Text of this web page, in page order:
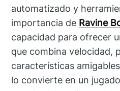
automatizado y
importancia de Ravine
capacidad para ofrecer
que combina velocidad,
características
lo convierte en un